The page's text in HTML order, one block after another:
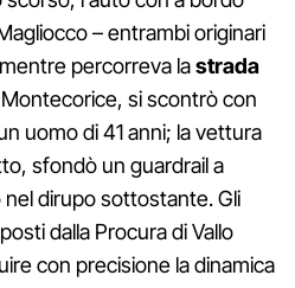
– entrambi originari
percorreva lastrada
si scontrò con
uomo di 41 anni; la vettura
sfondò un guardrail a
dirupo sottostante. Gli
dalla Procura di Vallo
con precisione la dinamica